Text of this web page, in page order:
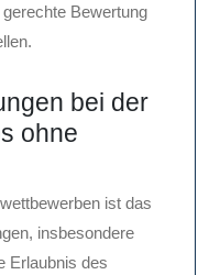
Bewertung
bei der
ohne
ist das
insbesondere
Erlaubnis des